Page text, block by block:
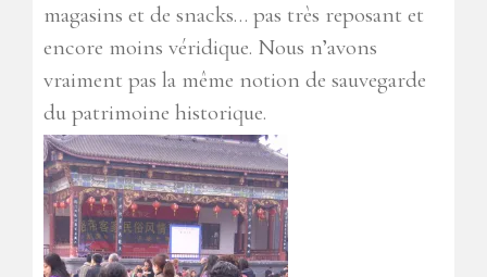
magasins et de snacks… pas très reposant et
encore moins véridique. Nous n’avons
vraiment pas la même notion de sauvegarde
du patrimoine historique.